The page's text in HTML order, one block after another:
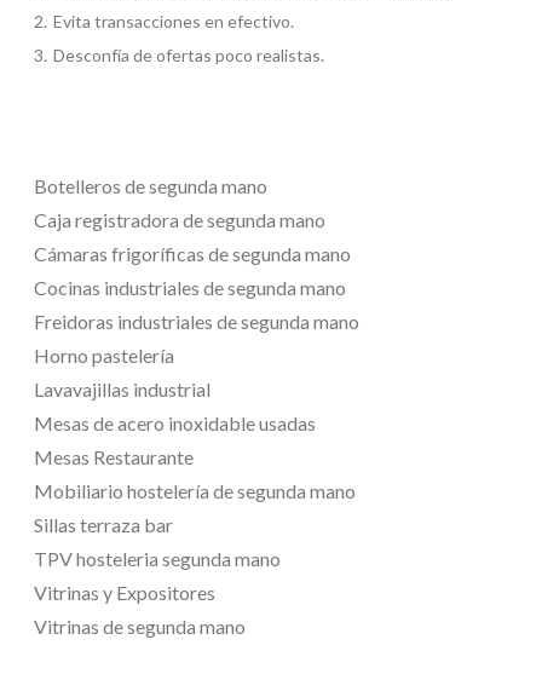
Evita transacciones en efectivo.
Desconfía de ofertas poco realistas.
Botelleros de segunda mano
Caja registradora de segunda mano
Cámaras frigoríficas de segunda mano
Cocinas industriales de segunda mano
Freidoras industriales de segunda mano
Horno pastelería
Lavavajillas industrial
Mesas de acero inoxidable usadas
Mesas Restaurante
Mobiliario hostelería de segunda mano
Sillas terraza bar
TPV hosteleria segunda mano
Vitrinas y Expositores
Vitrinas de segunda mano